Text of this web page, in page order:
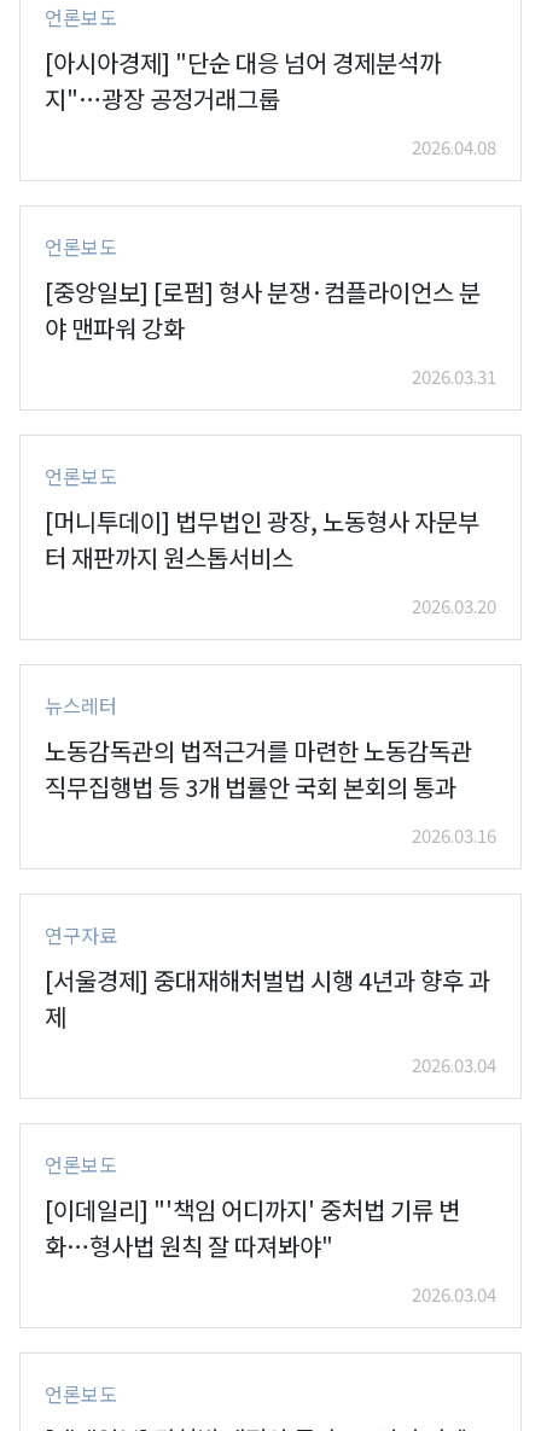
언론보도
[아시아경제] "단순 대응 넘어 경제분석까
지"…광장 공정거래그룹
2026.04.08
언론보도
[중앙일보] [로펌] 형사 분쟁·컴플라이언스 분
야 맨파워 강화
2026.03.31
언론보도
[머니투데이] 법무법인 광장, 노동형사 자문부
터 재판까지 원스톱서비스
2026.03.20
뉴스레터
노동감독관의 법적근거를 마련한 노동감독관
직무집행법 등 3개 법률안 국회 본회의 통과
2026.03.16
연구자료
[서울경제] 중대재해처벌법 시행 4년과 향후 과
제
2026.03.04
언론보도
[이데일리] "'책임 어디까지' 중처법 기류 변
화…형사법 원칙 잘 따져봐야"
2026.03.04
언론보도